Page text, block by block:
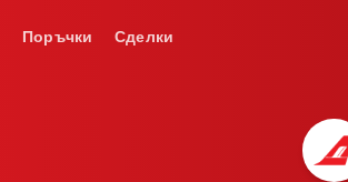
Поръчки Сделки